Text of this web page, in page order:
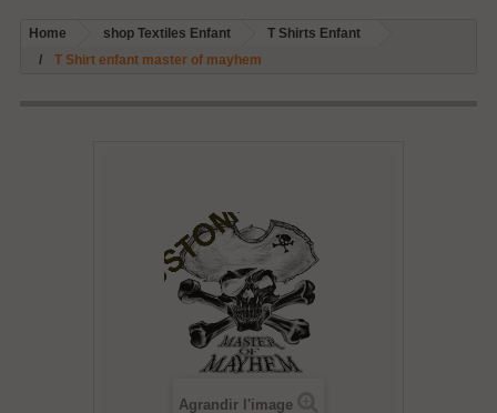
Home shop Textiles Enfant
T Shirts Enfant
T Shirt enfant master of mayhem
Agrandir l'image